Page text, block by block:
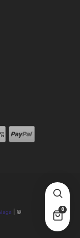
0
| ©